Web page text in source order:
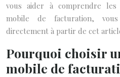
vous aider à comprendre les
mobile de facturation,
directement à partir de cet
Pourquoi choisir
mobile de